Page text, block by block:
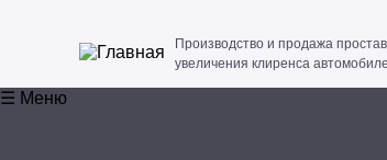
Производство и продажа
увеличения клиренса
☰ Меню